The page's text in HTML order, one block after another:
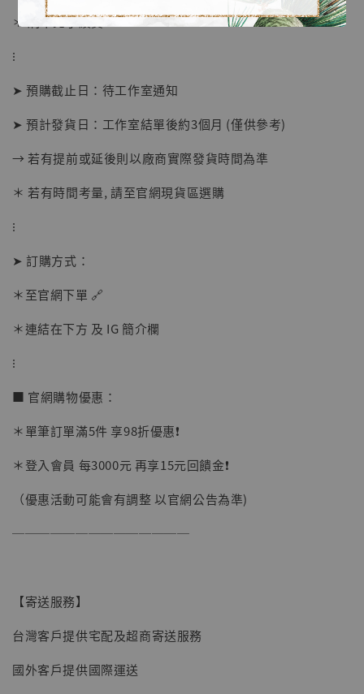
【店內現貨】海賊王 系列蒐藏雕像 布魯克達
摩 [7STARS Studio]
NT$ 1,500
＊ 刷卡免手續費
⁝
➤ 預購截止日：待工作室通知
➤ 預計發貨日：工作室結單後約3個月 (僅供參考)
→ 若有提前或延後則以廠商實際發貨時間為準
＊ 若有時間考量, 請至官網現貨區選購
⁝
➤ 訂購方式：
＊至官網下單 🔗
＊連結在下方 及 IG 簡介欄
⁝
■ 官網購物優惠：
＊單筆訂單滿5件 享98折優惠❗️
＊登入會員 每3000元 再享15元回饋金❗️
（優惠活動可能會有調整 以官網公告為準)
──────────────
【寄送服務】
台灣客戶提供宅配及超商寄送服務
國外客戶提供國際運送